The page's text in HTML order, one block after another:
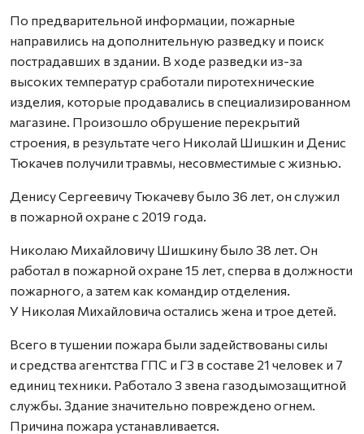
По предварительной информации, пожарные
направились на дополнительную разведку и поиск
пострадавших в здании. В ходе разведки из-за
высоких температур сработали пиротехнические
изделия, которые продавались в специализированном
магазине. Произошло обрушение перекрытий
строения, в результате чего Николай Шишкин и Денис
Тюкачев получили травмы, несовместимые с жизнью.
Денису Сергеевичу Тюкачеву было 36 лет, он служил
в пожарной охране с 2019 года.
Николаю Михайловичу Шишкину было 38 лет. Он
работал в пожарной охране 15 лет, сперва в должности
пожарного, а затем как командир отделения.
У Николая Михайловича остались жена и трое детей.
Всего в тушении пожара были задействованы силы
и средства агентства ГПС и ГЗ в составе 21 человек и 7
единиц техники. Работало 3 звена газодымозащитной
службы. Здание значительно повреждено огнем.
Причина пожара устанавливается.